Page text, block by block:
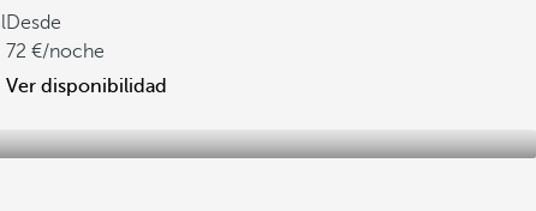
Desde
72
/noche
Ver disponibilidad